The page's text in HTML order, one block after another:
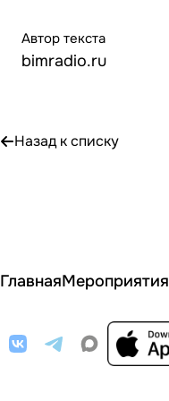
Автор текста
bimradio.ru
Назад к списку
ГлавнаяМероприятия